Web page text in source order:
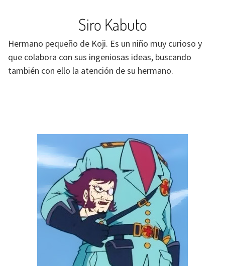
Siro Kabuto
Hermano pequeño de Koji. Es un niño muy curioso y
que colabora con sus ingeniosas ideas, buscando
también con ello la atención de su hermano.